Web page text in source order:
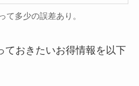
て多少の誤差あり。
ておきたいお得情報を以下